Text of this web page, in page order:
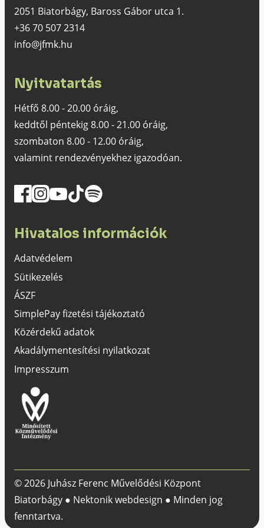
2051 Biatorbágy, Baross Gábor utca 1.
+36 70 507 2314
info@jfmk.hu
Nyitvatartás
Hétfő 8.00 - 20.00 óráig,
keddtől péntekig 8.00 - 21.00 óráig,
szombaton 8.00 - 12.00 óráig,
valamint rendezvényekhez igazodóan.
Hivatalos információk
Adatvédelem
Sütikezelés
ÁSZF
SimplePay fizetési tájékoztató
Közérdekű adatok
Akadálymentesítési nyilatkozat
Impresszum
© 2026 Juhász Ferenc Művelődési Központ
Biatorbágy ● Nektonik webdesign ● Minden jog
fenntartva.